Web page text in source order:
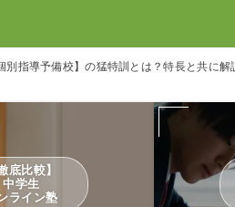
別指導予備校】の猛特訓とは？特長と共に解
底比較】
中学生
ライン塾